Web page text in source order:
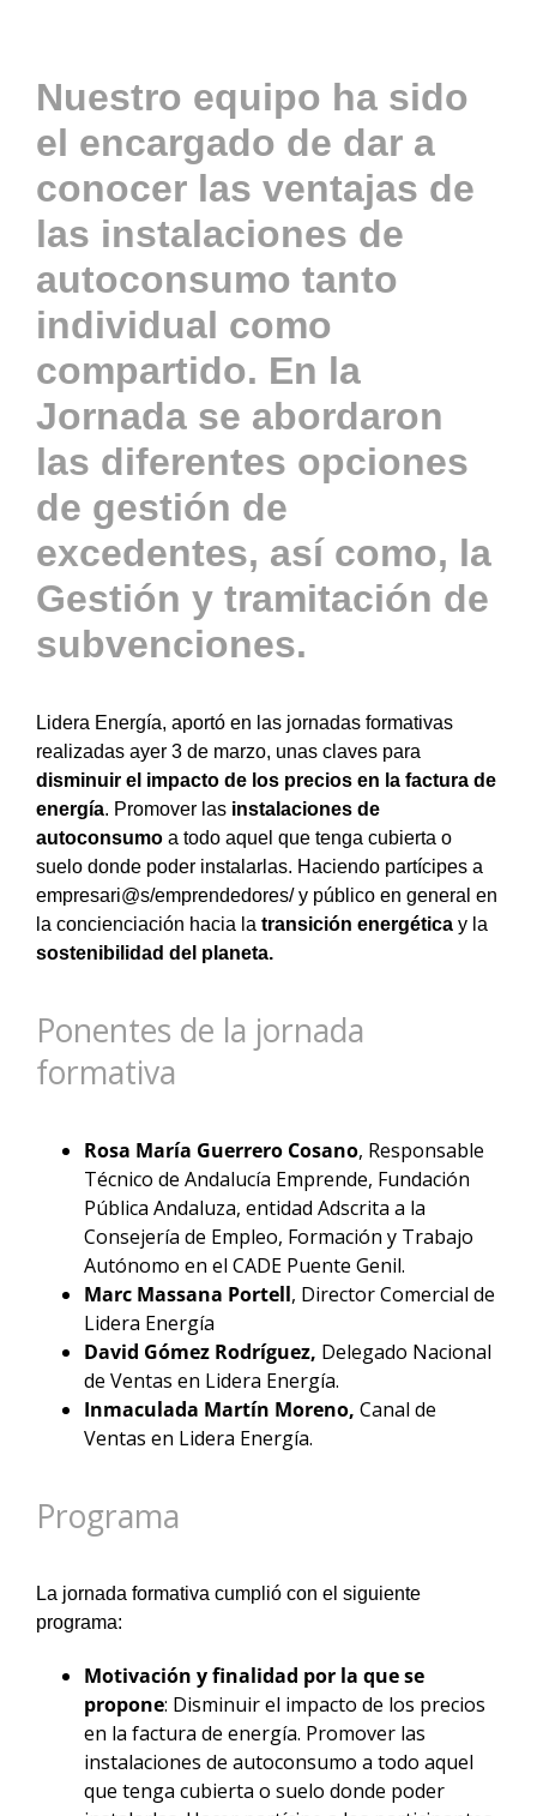
Contacto
ACCESO
Nuestro equipo ha sido
el encargado de dar a
conocer las ventajas de
las instalaciones de
autoconsumo tanto
individual como
compartido. En la
Jornada se abordaron
las diferentes opciones
de gestión de
excedentes, así como, la
Gestión y tramitación de
subvenciones.
Lidera Energía, aportó en las jornadas formativas
realizadas ayer 3 de marzo, unas claves para
disminuir el impacto de los precios en la factura de
energía. Promover las instalaciones de
autoconsumo a todo aquel que tenga cubierta o
suelo donde poder instalarlas. Haciendo partícipes a
empresari@s/emprendedores/ y público en general en
la concienciación hacia la transición energética y la
sostenibilidad del planeta.
Ponentes de la jornada
formativa
Rosa María Guerrero Cosano, Responsable
Técnico de Andalucía Emprende, Fundación
Pública Andaluza, entidad Adscrita a la
Consejería de Empleo, Formación y Trabajo
Autónomo en el CADE Puente Genil.
Marc Massana Portell, Director Comercial de
Lidera Energía
David Gómez Rodríguez, Delegado Nacional
de Ventas en Lidera Energía.
Inmaculada Martín Moreno, Canal de
Ventas en Lidera Energía.
Programa
La jornada formativa cumplió con el siguiente
programa:
Motivación y finalidad por la que se
propone: Disminuir el impacto de los precios
en la factura de energía. Promover las
instalaciones de autoconsumo a todo aquel
que tenga cubierta o suelo donde poder